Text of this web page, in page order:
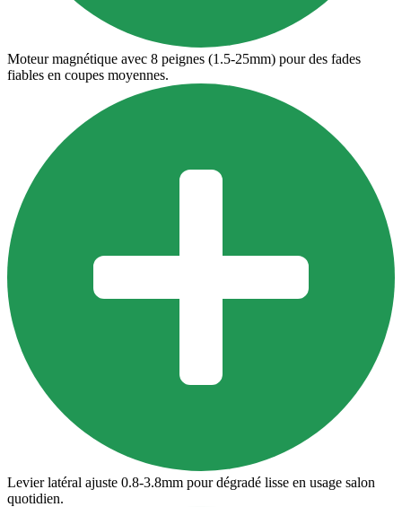
Moteur magnétique avec 8 peignes (1.5-25mm) pour des fades
fiables en coupes moyennes.
Levier latéral ajuste 0.8-3.8mm pour dégradé lisse en usage salon
quotidien.